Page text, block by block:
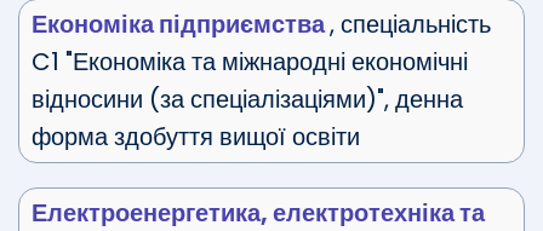
Економіка підприємства, спеціальність
C1 "Економіка та міжнародні економічні
відносини (за спеціалізаціями)", денна
форма здобуття вищої освіти
Електроенергетика, електротехніка та